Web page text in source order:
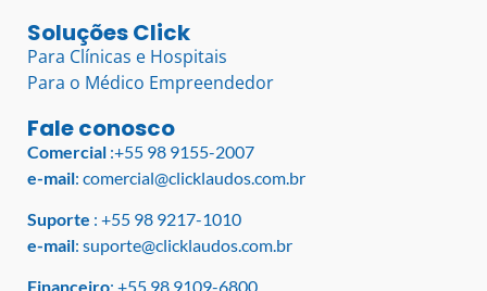
Soluções Click
Para Clínicas e Hospitais
Para o Médico Empreendedor
Fale conosco
Comercial :+55 98 9155-2007
e-mail: comercial@clicklaudos.com.br
Suporte : +55 98 9217-1010
e-mail: suporte@clicklaudos.com.br
Financeiro: +55 98 9109-6800